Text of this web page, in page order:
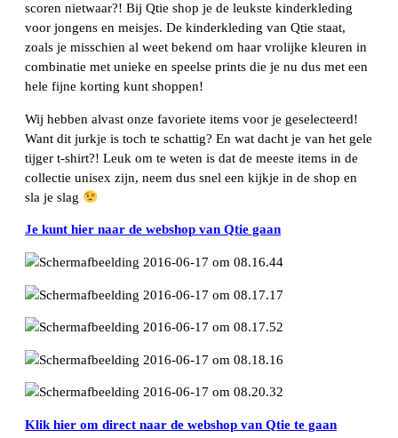
scoren nietwaar?! Bij Qtie shop je de leukste kinderkleding
voor jongens en meisjes. De kinderkleding van Qtie staat,
zoals je misschien al weet bekend om haar vrolijke kleuren in
combinatie met unieke en speelse prints die je nu dus met een
hele fijne korting kunt shoppen!
Wij hebben alvast onze favoriete items voor je geselecteerd!
Want dit jurkje is toch te schattig? En wat dacht je van het gele
tijger t-shirt?! Leuk om te weten is dat de meeste items in de
collectie unisex zijn, neem dus snel een kijkje in de shop en
sla je slag
Je kunt hier naar de webshop van Qtie gaan
Klik hier om direct naar de webshop van Qtie te gaan